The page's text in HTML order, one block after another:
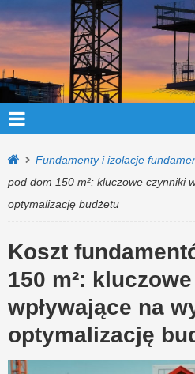
Fundamenty i izolacje
pod dom 150 m²: kluczowe czynniki
optymalizację budżetu
Koszt
150 m²:
wpływające na
optymalizację